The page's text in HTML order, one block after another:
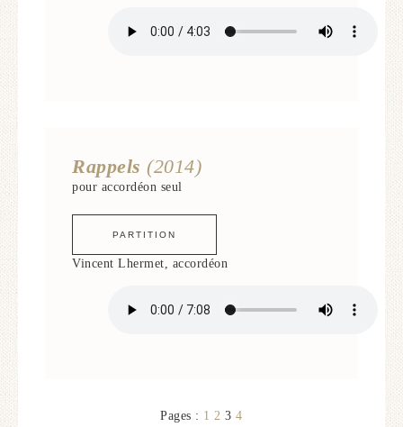
Rappels (2014)
pour accordéon seul
PARTITION
Vincent Lhermet, accordéon
Pages : 1 2 3 4